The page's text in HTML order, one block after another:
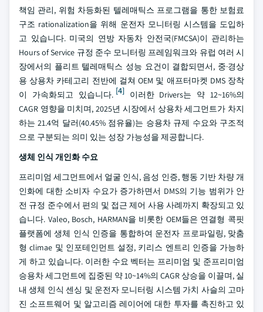
책임 관리, 위험 차등화된 텔레매틱스 프로그램을 통한 보험료
구조 rationalization을 위해 운전자 모니터링 시스템을 도입하
고 있습니다. 미국의 연방 자동차 안전국(FMCSA)이 관리하는
Hours of Service 규정 준수 모니터링 프레임워크와 유럽 여러 시
장에서의 플리트 텔레매틱스 성능 요건이 결합되면서, 중·경상
용 상용차 카테고리 전반에 걸쳐 OEM 및 애프터마켓 DMS 장착
이 가속화되고 있습니다. [4]이러한 Drivers는 약 12~16%의
CAGR 영향을 미치며, 2025년 시장에서 상용차 세그먼트가 차지
하는 21.4억 달러(40.45% 점유율)는 승용차 규제 수요와 구조적
으로 구분되는 의미 있는 성장 가능성을 제공합니다.
생체 인식 개인화 수요
프리미엄 세그먼트에서 얼굴 인식, 음성 인증, 행동 기반 차량 개
인화에 대한 소비자 수요가 증가하면서 DMS의 기능 범위가 안
전 규정 준수에서 편의 및 접근 제어 사용 사례까지 확장되고 있
습니다. Valeo, Bosch, HARMAN을 비롯한 OEM들은 연결형 콕핏
플랫폼에 생체 인식 인증을 통합하여 운전자 프로파일링, 맞춤
형 climae 및 인포테인먼트 설정, 키리스 엔트리 인증을 가능하
게 하고 있습니다. 이러한 수요 벡터는 프리미엄 및 준프리미엄
승용차 세그먼트에 집중된 약 10~14%의 CAGR 상승을 이끌며, 실
내 생체 인식 센싱 및 운전자 모니터링 시스템 가치 사슬의 고마
진 소프트웨어 및 알고리즘 레이어에 대한 투자를 촉진하고 있